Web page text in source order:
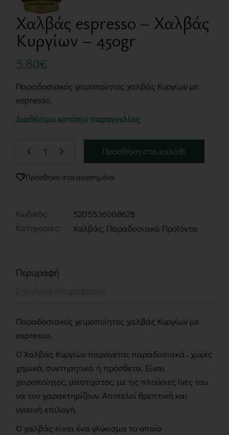
Χαλβάς espresso – Χαλβάς
Κυργίων – 450gr
5,80€
Παραδοσιακός χειροποίητος χαλβάς Κυργίων με
espresso.
Διαθέσιμο κατόπιν παραγγελίας
Προσθήκη στο καλάθι
Προσθήκη στα αγαπημένα
Κωδικός:
5205536008628
Κατηγορίες:
Χαλβάς, Παραδοσιακά Προϊόντα
Περιγραφή
Παραδοσιακός χειροποίητος χαλβάς Κυργίων με
espresso.
Ο Χαλβάς Κυργίων παράγεται παραδοσιακά , χωρίς
χημικά, συντηρητικά ή πρόσθετα. Είναι
χειροποίητος, μαστιχάτος, με τις πλούσιες ίνες του
να τον χαρακτηρίζουν. Αποτελεί θρεπτική και
υγιεινή επιλογή.
Ο χαλβάς είναι ένα γλύκισμα το οποίο